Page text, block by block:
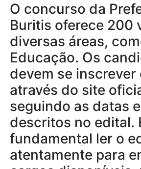
O concurso da
Buritis oferece 200
diversas áreas,
Educação. Os
devem se inscrever
através do site
seguindo as datas
descritos no edital.
fundamental ler o
atentamente para